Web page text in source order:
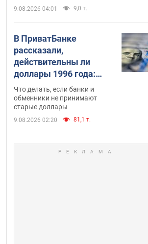
9.08.2026 04:01 9,0 т.
В ПриватБанке
рассказали,
действительны ли
доллары 1996 года:
принимают ли
обменники и банки
такие купюры
Что делать, если банки и
обменники не принимают
старые доллары
9.08.2026 02:20 81,1 т.